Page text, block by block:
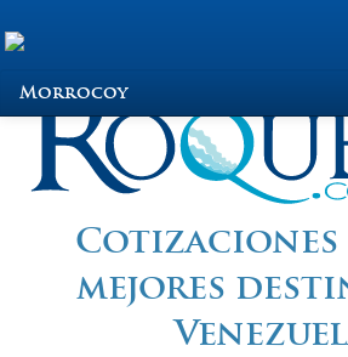
Viajando a
Cotizaciones
mejores